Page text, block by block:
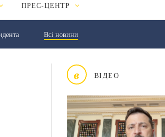
ПРЕС-ЦЕНТР
Всі новини
в ВІДЕО